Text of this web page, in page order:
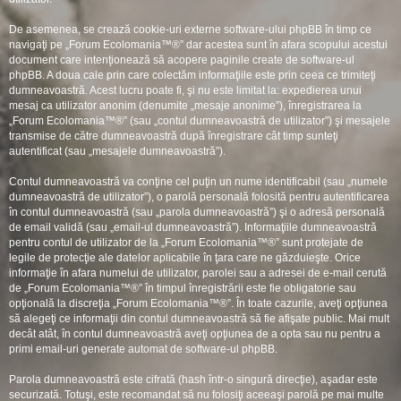
De asemenea, se crează cookie-uri externe software-ului phpBB în timp ce
navigaţi pe „Forum Ecolomania™®” dar acestea sunt în afara scopului acestui
document care intenţionează să acopere paginile create de software-ul
phpBB. A doua cale prin care colectăm informaţiile este prin ceea ce trimiteţi
dumneavoastră. Acest lucru poate fi, şi nu este limitat la: expedierea unui
mesaj ca utilizator anonim (denumite „mesaje anonime”), înregistrarea la
„Forum Ecolomania™®” (sau „contul dumneavoastră de utilizator”) şi mesajele
transmise de către dumneavoastră după înregistrare cât timp sunteţi
autentificat (sau „mesajele dumneavoastră”).
Contul dumneavoastră va conţine cel puţin un nume identificabil (sau „numele
dumneavoastră de utilizator”), o parolă personală folosită pentru autentificarea
în contul dumneavoastră (sau „parola dumneavoastră”) şi o adresă personală
de email validă (sau „email-ul dumneavoastră”). Informaţiile dumneavoastră
pentru contul de utilizator de la „Forum Ecolomania™®” sunt protejate de
legile de protecţie ale datelor aplicabile în ţara care ne găzduieşte. Orice
informaţie în afara numelui de utilizator, parolei sau a adresei de e-mail cerută
de „Forum Ecolomania™®” în timpul înregistrării este fie obligatorie sau
opţională la discreţia „Forum Ecolomania™®”. În toate cazurile, aveţi opţiunea
să alegeţi ce informaţii din contul dumneavoastră să fie afişate public. Mai mult
decât atât, în contul dumneavoastră aveţi opţiunea de a opta sau nu pentru a
primi email-uri generate automat de software-ul phpBB.
Parola dumneavoastră este cifrată (hash într-o singură direcţie), aşadar este
securizată. Totuşi, este recomandat să nu folosiţi aceeaşi parolă pe mai multe